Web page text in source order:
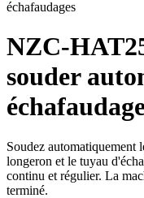
NZC-
souder
Soudez
longeron et le tuyau
continu et régulier. La
terminé.